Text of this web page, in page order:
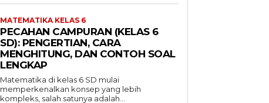
MATEMATIKA KELAS 6
PECAHAN CAMPURAN (KELAS 6
SD): PENGERTIAN, CARA
MENGHITUNG, DAN CONTOH SOAL
LENGKAP
Matematika di kelas 6 SD mulai
memperkenalkan konsep yang lebih
kompleks, salah satunya adalah...